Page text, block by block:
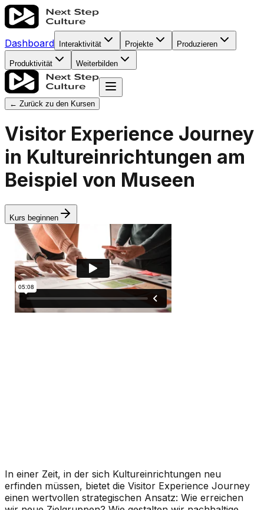
Dashboard Interaktivität Projekte Produzieren
Produktivität Weiterbilden
← Zurück zu den Kursen
Visitor Experience Journey
in Kultureinrichtungen am
Beispiel von Museen
Kurs beginnen
In einer Zeit, in der sich Kultureinrichtungen neu
erfinden müssen, bietet die Visitor Experience Journey
einen wertvollen strategischen Ansatz: Wie erreichen